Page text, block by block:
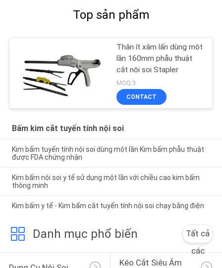
Top sản phẩm
Thân ít xâm lấn dùng một
lần 160mm phẫu thuật
cắt nội soi Stapler
MOQ:3
CONTACT
Bấm kim cắt tuyến tính nội soi
Kim bấm tuyến tính nội soi dùng một lần Kim bấm phẫu thuật
được FDA chứng nhận
Kim bấm nội soi y tế sử dụng một lần với chiều cao kim bấm
thông minh
Kim bấm y tế - Kim bấm cắt tuyến tính nội soi chạy bằng điện
Danh mục phổ biến
Tất cả
các
Kéo Cắt Siêu Âm